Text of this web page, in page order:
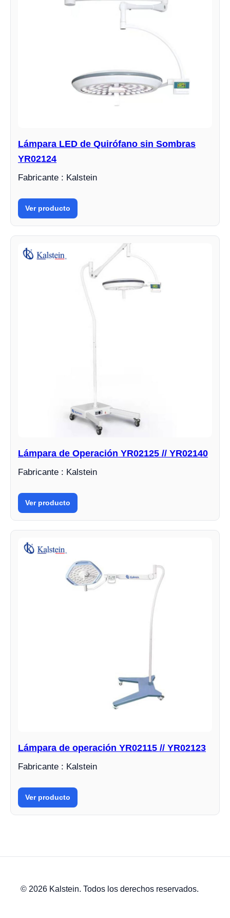
Lámpara LED de Quirófano sin Sombras
YR02124
Fabricante : Kalstein
Ver producto
Lámpara de Operación YR02125 // YR02140
Fabricante : Kalstein
Ver producto
Lámpara de operación YR02115 // YR02123
Fabricante : Kalstein
Ver producto
© 2026 Kalstein. Todos los derechos reservados.